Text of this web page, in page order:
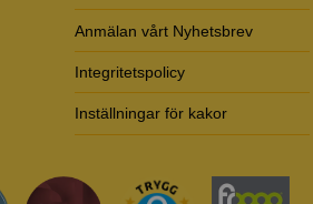
Anmälan vårt Nyhetsbrev
Integritetspolicy
Inställningar för kakor